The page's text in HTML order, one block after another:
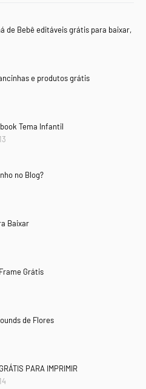
de Bebê editáveis grátis para baixar,
e produtos grátis
Tema Infantil
no Blog?
Baixar
Grátis
de Flores
PARA IMPRIMIR